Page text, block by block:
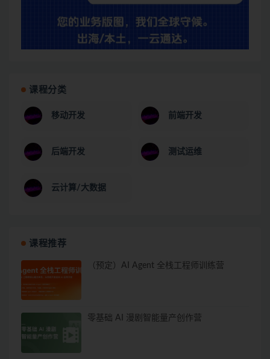
课程分类
移动开发 前端开发
后端开发 测试运维
云计算/大数据
课程推荐
（预定）AI Agent 全栈工程师训练营
零基础 AI 漫剧智能量产创作营